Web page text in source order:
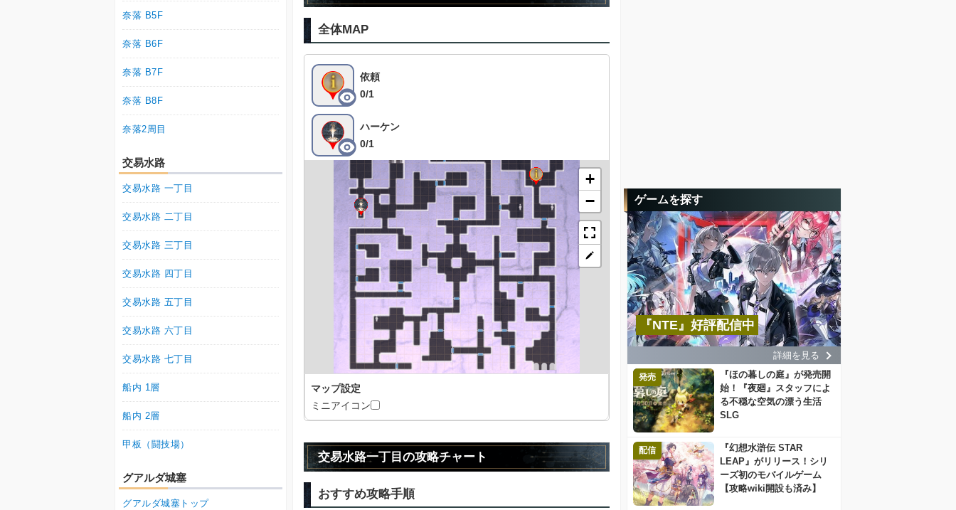
全体MAP
依頼
0/1
ハーケン
0/1
+
−
マップ設定
ミニアイコン
交易水路一丁目の攻略チャート
おすすめ攻略手順
ゲームを探す
『NTE』好評配信中
詳細を見る
発売
『ほの暮しの庭』が発売開
始！『夜廻』スタッフによ
る不穏な空気の漂う生活
SLG
配信
『幻想水滸伝 STAR
LEAP』がリリース！シリ
ーズ初のモバイルゲーム
【攻略wiki開設も済み】
奈落 B5F
奈落 B6F
奈落 B7F
奈落 B8F
奈落2周目
交易水路
交易水路 一丁目
交易水路 二丁目
交易水路 三丁目
交易水路 四丁目
交易水路 五丁目
交易水路 六丁目
交易水路 七丁目
船内 1層
船内 2層
甲板（闘技場）
グアルダ城塞
グアルダ城塞トップ